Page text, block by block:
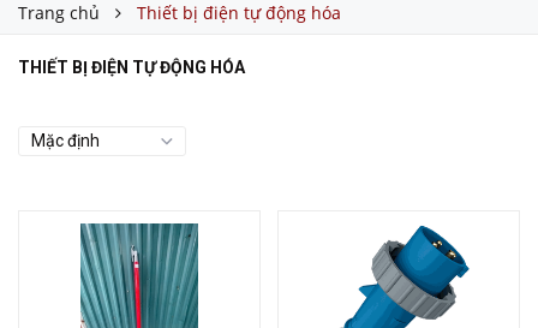
Trang chủ Thiết bị điện tự động hóa
THIẾT BỊ ĐIỆN TỰ ĐỘNG HÓA